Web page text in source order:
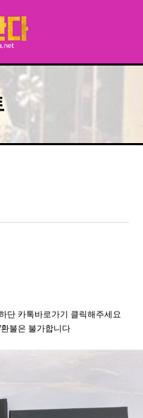
단 카톡바로가기 클릭해주세요
불은 불가합니다